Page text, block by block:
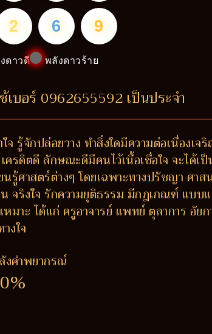
2 6 9
ดาวดี พลังดาวร้าย
เบอร์ 0962655592 เป็นประจำ
รู้จักปล่อยวาง ทำสิ่งใดมีความต่อเนื่อง
ครดิตดี ลักษณะดีมีคนไว้เนื้อเชื่อใจ จะได้
นรู้ศาสตร์ต่างๆ โดยเฉพาะทางปรัชญา ศ
ริงใจ รักความยุติธรรม มีกฎเกณฑ์ แบบ
มาะ ได้แก่ ครูอาจารย์ แพทย์ ตุลาการ อั
งใจ
งคำพยากรณ์